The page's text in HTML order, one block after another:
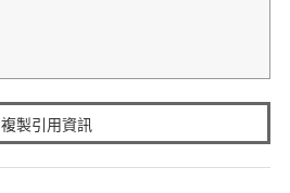
複製引用資訊